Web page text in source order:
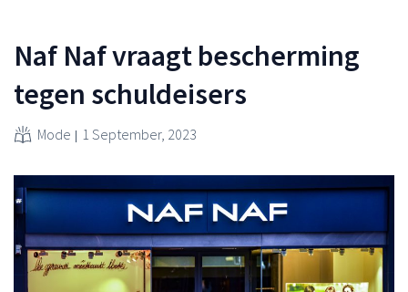
Naf Naf vraagt bescherming
tegen schuldeisers
Mode 1 September, 2023